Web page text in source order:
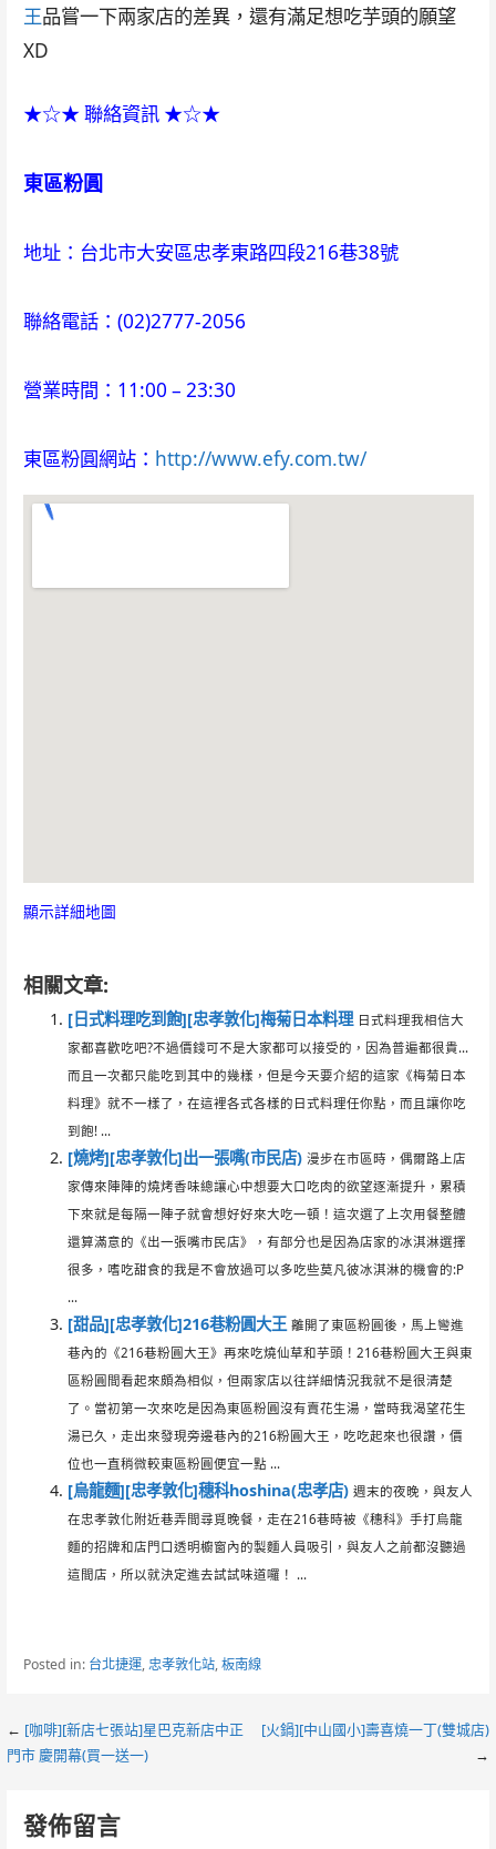
王品嘗一下兩家店的差異，還有滿足想吃芋頭的願望
XD
★☆★ 聯絡資訊 ★☆★
東區粉圓
地址：台北市大安區忠孝東路四段216巷38號
聯絡電話：(02)2777-2056
營業時間：11:00 – 23:30
東區粉圓網站： http://www.efy.com.tw/
顯示詳細地圖
相關文章:
[日式料理吃到飽][忠孝敦化]梅菊日本料理 日式料理我相信大
家都喜歡吃吧?不過價錢可不是大家都可以接受的，因為普遍都很貴…
而且一次都只能吃到其中的幾樣，但是今天要介紹的這家《梅菊日本
料理》就不一樣了，在這裡各式各樣的日式料理任你點，而且讓你吃
到飽! ...
[燒烤][忠孝敦化]出一張嘴(市民店) 漫步在市區時，偶爾路上店
家傳來陣陣的燒烤香味總讓心中想要大口吃肉的欲望逐漸提升，累積
下來就是每隔一陣子就會想好好來大吃一頓！這次選了上次用餐整體
還算滿意的《出一張嘴市民店》，有部分也是因為店家的冰淇淋選擇
很多，嗜吃甜食的我是不會放過可以多吃些莫凡彼冰淇淋的機會的:P
...
[甜品][忠孝敦化]216巷粉圓大王 離開了東區粉圓後，馬上彎進
巷內的《216巷粉圓大王》再來吃燒仙草和芋頭！216巷粉圓大王與東
區粉圓間看起來頗為相似，但兩家店以往詳細情況我就不是很清楚
了。當初第一次來吃是因為東區粉圓沒有賣花生湯，當時我渴望花生
湯已久，走出來發現旁邊巷內的216粉圓大王，吃吃起來也很讚，價
位也一直稍微較東區粉圓便宜一點 ...
[烏龍麵][忠孝敦化]穗科hoshina(忠孝店) 週末的夜晚，與友人
在忠孝敦化附近巷弄間尋覓晚餐，走在216巷時被《穗科》手打烏龍
麵的招牌和店門口透明櫥窗內的製麵人員吸引，與友人之前都沒聽過
這間店，所以就決定進去試試味道囉！ ...
Posted in: 台北捷運,忠孝敦化站,板南線
Post
← [咖啡][新店七張站]星巴克新店中正
門市 慶開幕(買一送一)
[火鍋][中山國小]壽喜燒一丁(雙城店)
→
發佈留言